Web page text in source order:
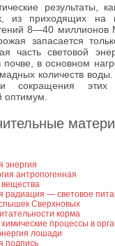
результаты,
из приходящих на
8—40
запасается
часть световой
в основном
количеств
сокращения этих
оптимум.
энергия
антропогенная
радиация — световое
Сверхновых
корма
процессы в
лошади
подпись